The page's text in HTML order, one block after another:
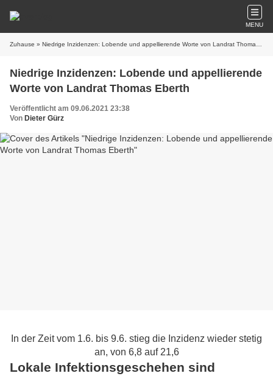
MENU
Zuhause » Niedrige Inzidenzen: Lobende und appellierende Worte von Landrat Thomas Eberth
Niedrige Inzidenzen: Lobende und appellierende
Worte von Landrat Thomas Eberth
Veröffentlicht am 09.06.2021 23:38
Von Dieter Gürz
In der Zeit vom 1.6. bis 9.6. stieg die Inzidenz wieder stetig
an, von 6,8 auf 21,6
Lokale Infektionsgeschehen sind